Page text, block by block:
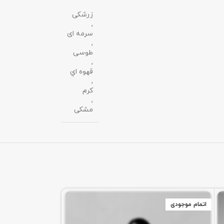
زرشکی
,
سرمه ای
,
طوسی
,
قهوه اي
,
کرم
,
مشکی
اتمام موجودی